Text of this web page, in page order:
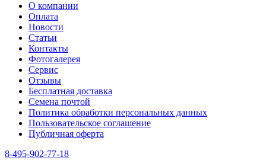
О компании
Оплата
Новости
Статьи
Контакты
Фотогалерея​
Сервис
Отзывы
Бесплатная доставка
Семена почтой
Политика обработки персональных данных
Пользовательское соглашение
Публичная оферта
8-495-902-77-18